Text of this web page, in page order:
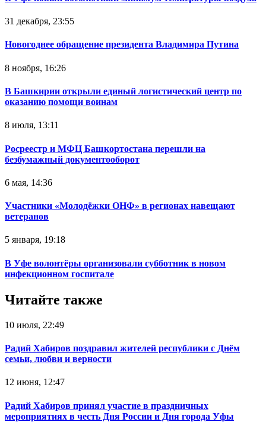
31 декабря, 23:55
Новогоднее обращение президента Владимира Путина
8 ноября, 16:26
В Башкирии открыли единый логистический центр по
оказанию помощи воинам
8 июля, 13:11
Росреестр и МФЦ Башкортостана перешли на
безбумажный документооборот
6 мая, 14:36
Участники «Молодёжки ОНФ» в регионах навещают
ветеранов
5 января, 19:18
В Уфе волонтёры организовали субботник в новом
инфекционном госпитале
Читайте также
10 июля, 22:49
Радий Хабиров поздравил жителей республики с Днём
семьи, любви и верности
12 июня, 12:47
Радий Хабиров принял участие в праздничных
мероприятиях в честь Дня России и Дня города Уфы